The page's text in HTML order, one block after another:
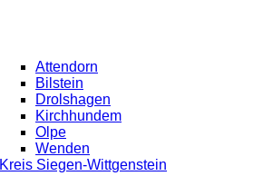
Attendorn
Bilstein
Drolshagen
Kirchhundem
Olpe
Wenden
Kreis Siegen-Wittgenstein